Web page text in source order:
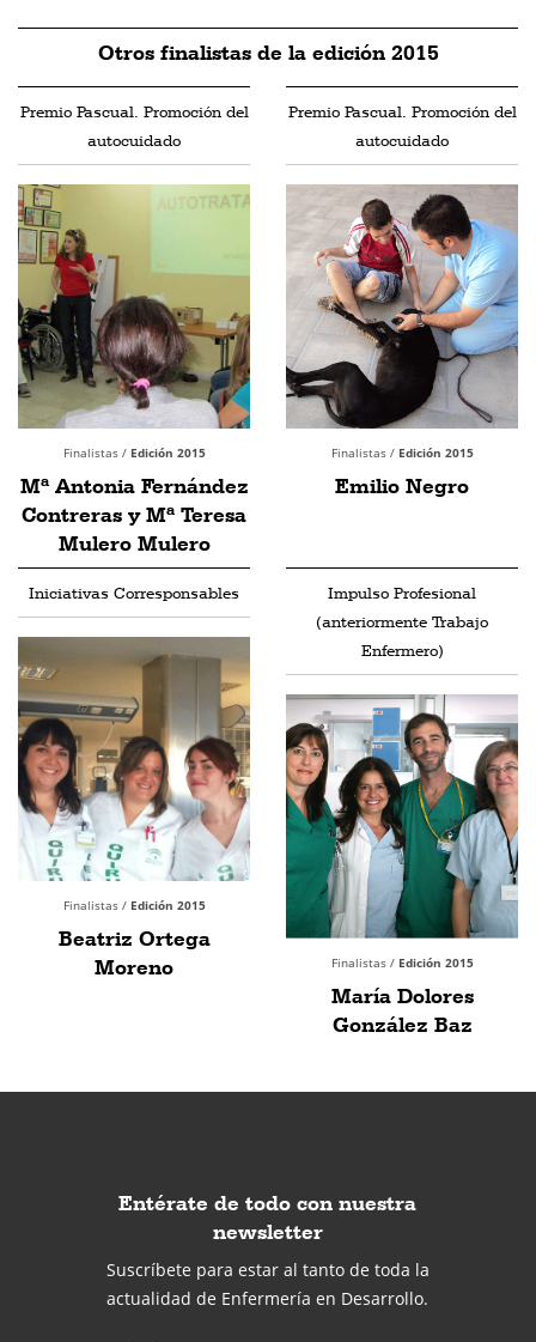
Otros finalistas de la edición 2015
Premio Pascual. Promoción del
autocuidado
Finalistas / Edición 2015
Mª Antonia Fernández
Contreras y Mª Teresa
Mulero Mulero
Premio Pascual. Promoción del
autocuidado
Finalistas / Edición 2015
Emilio Negro
Iniciativas Corresponsables
Finalistas / Edición 2015
Beatriz Ortega
Moreno
Impulso Profesional
(anteriormente Trabajo
Enfermero)
Finalistas / Edición 2015
María Dolores
González Baz
Entérate de todo con nuestra
newsletter
Suscríbete para estar al tanto de toda la
actualidad de Enfermería en Desarrollo.